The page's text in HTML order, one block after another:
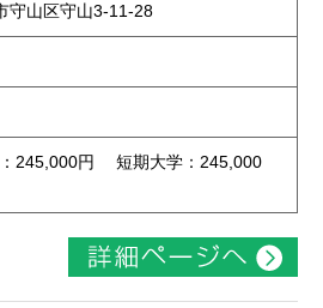
守山区守山3-11-28
245,000円 短期大学：245,000